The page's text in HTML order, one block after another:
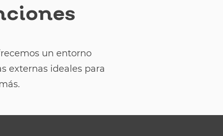
un entorno
externas ideales para